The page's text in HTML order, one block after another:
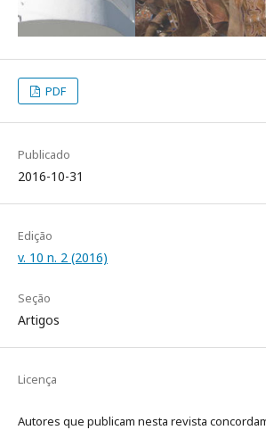
PDF
Publicado
2016-10-31
Edição
v. 10 n. 2 (2016)
Seção
Artigos
Licença
Autores que publicam nesta revista